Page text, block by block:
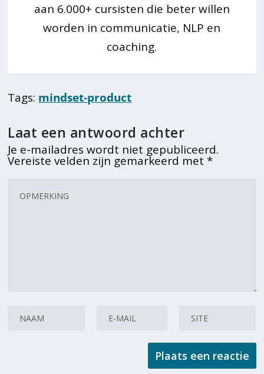
aan 6.000+ cursisten die beter willen
worden in communicatie, NLP en
coaching.
Tags: mindset-product
Laat een antwoord achter
Je e-mailadres wordt niet gepubliceerd.
Vereiste velden zijn gemarkeerd met *